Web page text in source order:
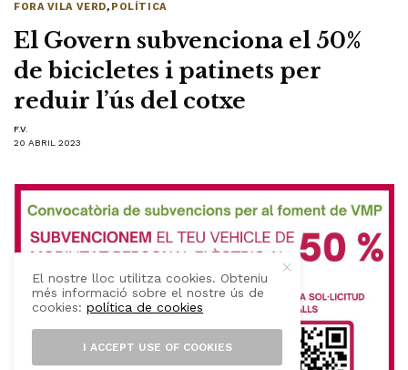
FORA VILA VERD, POLÍTICA
El Govern subvenciona el 50%
de bicicletes i patinets per
reduir l’ús del cotxe
F.V.
20 ABRIL 2023
El nostre lloc utilitza cookies. Obteniu
més informació sobre el nostre ús de
cookies:política de cookies
I ACCEPT USE OF COOKIES